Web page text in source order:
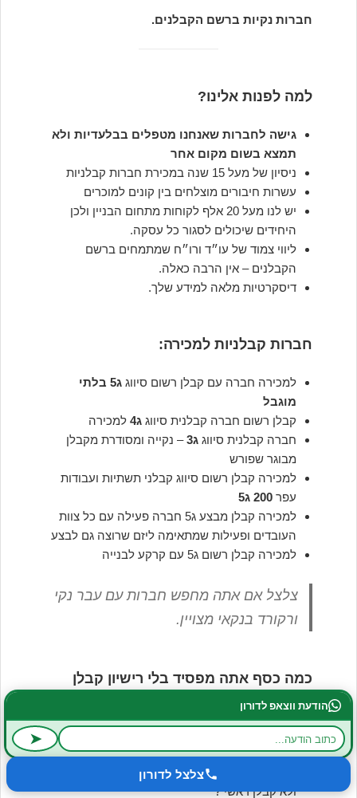
חברות נקיות ברשם הקבלנים.
למה לפנות אלינו?
גישה לחברות שאנחנו מטפלים בבלעדיות ולא
תמצא בשום מקום אחר
ניסיון של מעל 15 שנה במכירת חברות קבלניות
עשרות חיבורים מוצלחים בין קונים למוכרים
יש לנו מעל 20 אלף לקוחות מתחום הבניין ולכן
היחידים שיכולים לסגור כל עסקה.
ליווי צמוד של עו״ד ורו״ח שמתמחים ברשם
הקבלנים – אין הרבה כאלה.
דיסקרטיות מלאה למידע שלך.
חברות קבלניות למכירה:
למכירה חברה עם קבלן רשום סיווג
ג5 בלתי
מוגבל
קבלן רשום חברה קבלנית סיווגג4
למכירה
חברה קבלנית סיווגג3
– נקייה ומסודרת מקבלן
מבוגר שפורש
למכירה קבלן רשום סיווג קבלני תשתיות ועבודות
עפר200 ג5
למכירה קבלן מבצע ג5 חברה פעילה עם כל צוות
העובדים ופעילות שמתאימה ליזם שרוצה גם לבצע
למכירה קבלן רשום ג5 עם קרקע לבנייה
צלצל אם אתה מחפש חברות עם עבר נקי
ורקורד בנקאי מצויין.
כמה כסף אתה מפסיד בלי רישיון קבלן
כמה אתה משלם כל שנה לקבלנים אחרים?
למה אתה לא מבצע פרויקטים בעצמך?
כמה כסף אתה מפסיד בגלל שאתה קבלן משנה
ולא קבלן ראשי ?
הודעת ווצאפ לדורון
➤
צלצל לדורון